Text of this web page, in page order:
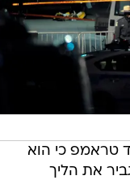
טראמפ כי הוא
את הליך